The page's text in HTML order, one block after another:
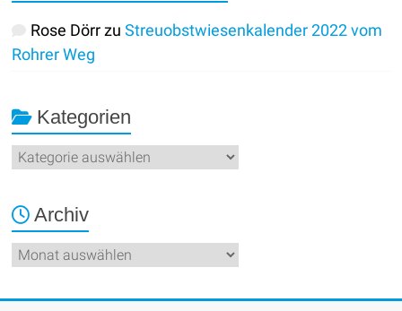
Rose DörrzuStreuobstwiesenkalender 2022 vom
Rohrer Weg
Kategorien
Kategorien
Archiv
Archiv